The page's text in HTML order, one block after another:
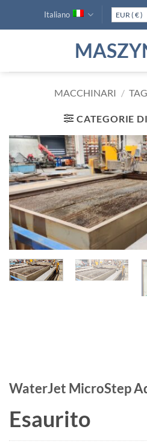
Italiano EUR ( € )
MACCHINARI /
CATEGORIE
WaterJet MicroStep
Esaurito